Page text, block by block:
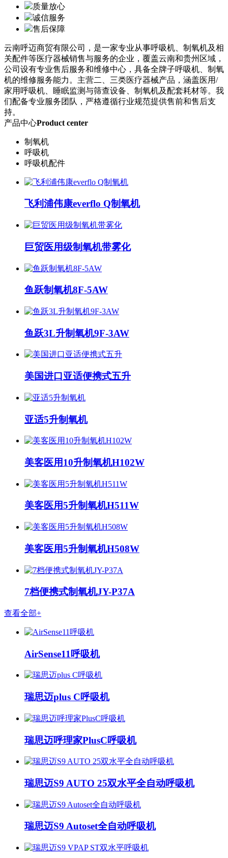
质量放心
诚信服务
售后保障
云南呼迈商贸有限公司，是一家专业从事呼吸机、制氧机及相
关配件等医疗器械销售与服务的企业，覆盖云南和贵州区域，
公司设有专业售后服务和维修中心，具备全牌子呼吸机、制氧
机的维修服务能力。主营二、三类医疗器械产品，涵盖医用/
家用呼吸机、睡眠监测与筛查设备、制氧机及配套耗材等。我
们配备专业服务团队，严格遵循行业规范提供售前和售后支
持。
产品中心Product center
制氧机
呼吸机
呼吸机配件
飞利浦伟康everflo Q制氧机
巨贸医用级制氧机带雾化
鱼跃制氧机8F-5AW
鱼跃3L升制氧机9F-3AW
美国进口亚适便携式五升
亚适5升制氧机
美客医用10升制氧机H102W
美客医用5升制氧机H511W
美客医用5升制氧机H508W
7档便携式制氧机JY-P37A
查看全部+
AirSense11呼吸机
瑞思迈plus C呼吸机
瑞思迈呼理家PlusC呼吸机
瑞思迈S9 AUTO 25双水平全自动呼吸机
瑞思迈S9 Autoset全自动呼吸机